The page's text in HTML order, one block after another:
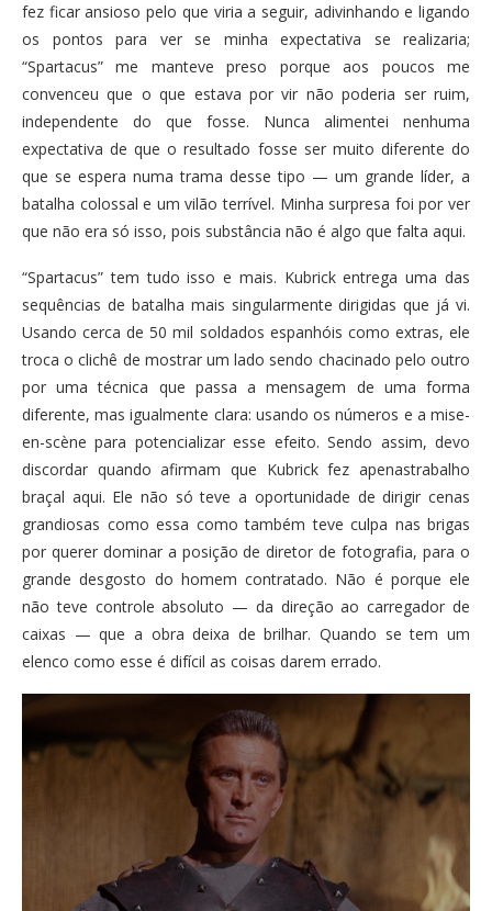
fez ficar ansioso pelo que viria a seguir, adivinhando e ligando
os pontos para ver se minha expectativa se realizaria;
“Spartacus” me manteve preso porque aos poucos me
convenceu que o que estava por vir não poderia ser ruim,
independente do que fosse. Nunca alimentei nenhuma
expectativa de que o resultado fosse ser muito diferente do
que se espera numa trama desse tipo — um grande líder, a
batalha colossal e um vilão terrível. Minha surpresa foi por ver
que não era só isso, pois substância não é algo que falta aqui.
“Spartacus” tem tudo isso e mais. Kubrick entrega uma das
sequências de batalha mais singularmente dirigidas que já vi.
Usando cerca de 50 mil soldados espanhóis como extras, ele
troca o clichê de mostrar um lado sendo chacinado pelo outro
por uma técnica que passa a mensagem de uma forma
diferente, mas igualmente clara: usando os números e a mise-
en-scène para potencializar esse efeito. Sendo assim, devo
discordar quando afirmam que Kubrick fez apenastrabalho
braçal aqui. Ele não só teve a oportunidade de dirigir cenas
grandiosas como essa como também teve culpa nas brigas
por querer dominar a posição de diretor de fotografia, para o
grande desgosto do homem contratado. Não é porque ele
não teve controle absoluto — da direção ao carregador de
caixas — que a obra deixa de brilhar. Quando se tem um
elenco como esse é difícil as coisas darem errado.